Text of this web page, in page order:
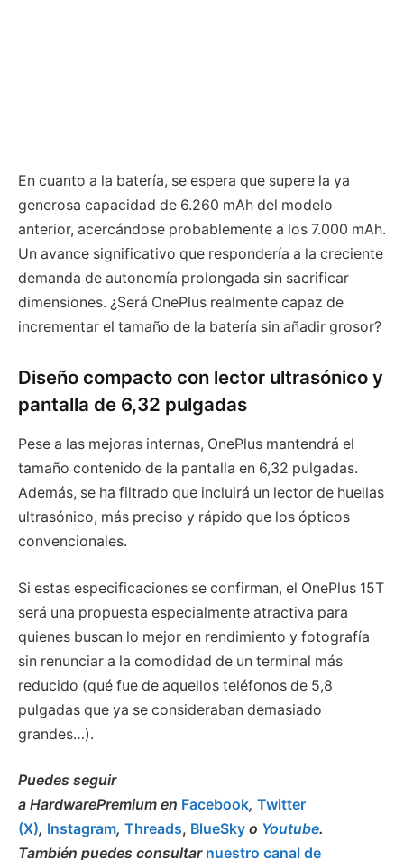
En cuanto a la batería, se espera que supere la ya
generosa capacidad de 6.260 mAh del modelo
anterior, acercándose probablemente a los 7.000 mAh.
Un avance significativo que respondería a la creciente
demanda de autonomía prolongada sin sacrificar
dimensiones. ¿Será OnePlus realmente capaz de
incrementar el tamaño de la batería sin añadir grosor?
Diseño compacto con lector ultrasónico y
pantalla de 6,32 pulgadas
Pese a las mejoras internas, OnePlus mantendrá el
tamaño contenido de la pantalla en 6,32 pulgadas.
Además, se ha filtrado que incluirá un lector de huellas
ultrasónico, más preciso y rápido que los ópticos
convencionales.
Si estas especificaciones se confirman, el OnePlus 15T
será una propuesta especialmente atractiva para
quienes buscan lo mejor en rendimiento y fotografía
sin renunciar a la comodidad de un terminal más
reducido (qué fue de aquellos teléfonos de 5,8
pulgadas que ya se consideraban demasiado
grandes…).
Puedes seguir
a HardwarePremium en Facebook, Twitter
(X), Instagram, Threads, BlueSky o Youtube.
También puedes consultar nuestro canal de